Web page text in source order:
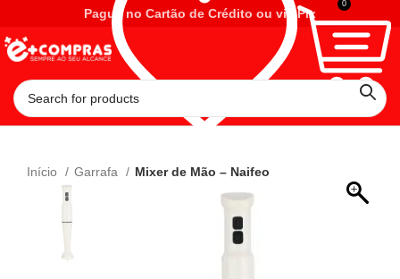
Pague no Cartão de Crédito ou via Pix
0
Início Garrafa Mixer de Mão – Naifeo